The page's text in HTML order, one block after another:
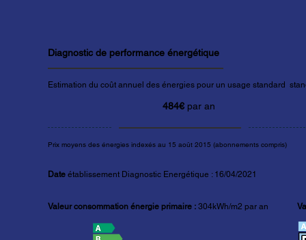
Diagnostic de performance énergétique
Estimation du coût annuel des énergies pour un usage standard
484€ par an
Prix moyens des énergies indexés au 15 août 2015 (abonnements compris)
Date établissement Diagnostic Energétique : 16/04/2021
Valeur consommation énergie primaire : 304kWh/m2 par an